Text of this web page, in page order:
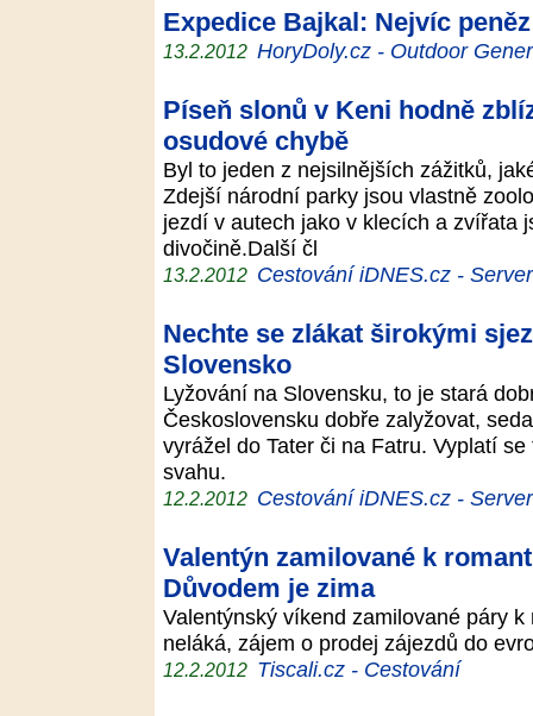
Expedice Bajkal: Nejvíc
13.2.2012 HoryDoly.cz - Outdoor
Píseň slonů v Keni hodně
osudové chybě
Byl to jeden z nejsilnějších zážitků,
Zdejší národní parky jsou vlastně
jezdí v autech jako v klecích a zvířata
divočině.Další čl
13.2.2012 Cestování iDNES.cz -
Nechte se zlákat širokými
Slovensko
Lyžování na Slovensku, to je stará
Československu dobře zalyžovat,
vyrážel do Tater či na Fatru. Vyplatí
svahu.
12.2.2012 Cestování iDNES.cz -
Valentýn zamilované k
Důvodem je zima
Valentýnský víkend zamilované páry
neláká, zájem o prodej zájezdů do
12.2.2012 Tiscali.cz - Cestování